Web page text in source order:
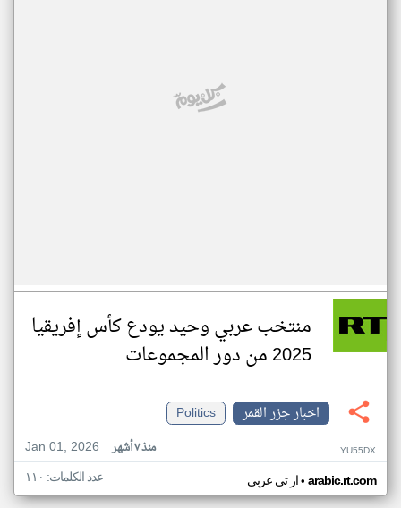
منتخب عربي وحيد يودع كأس إفريقيا
2025 من دور المجموعات
اخبار جزر القمر
Politics
Jan 01, 2026
منذ ٧ أشهر YU55DX
ار تي عربي• arabic.rt.com عدد الكلمات: ١١٠